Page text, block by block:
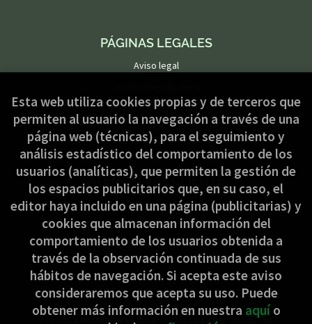
PÁGINAS LEGALES
Aviso legal
Política de privacidad
Política de Cookies
ATENCIÓN AL CLIENTE
Quiénes somos
Pedidos especiales
Formulario de desistimiento
2026 ©Jakinbide - Librería Diocesana . Todos los
Esta web utiliza cookies propias y de terceros que
permiten al usuario la navegación a través de una
página web (técnicas), para el seguimiento y
análisis estadístico del comportamiento de los
usuarios (analíticas), que permiten la gestión de
los espacios publicitarios que, en su caso, el
editor haya incluido en una página (publicitarias) y
cookies que almacenan información del
comportamiento de los usuarios obtenida a
través de la observación continuada de sus
hábitos de navegación. Si acepta este aviso
consideraremos que acepta su uso. Puede
obtener más información en nuestra aquío